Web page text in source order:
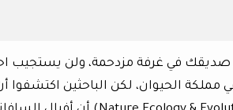
صديقك في غرفة مزدحمة، ولن يستجيب
مملكة الحيوان، لكن الباحثين